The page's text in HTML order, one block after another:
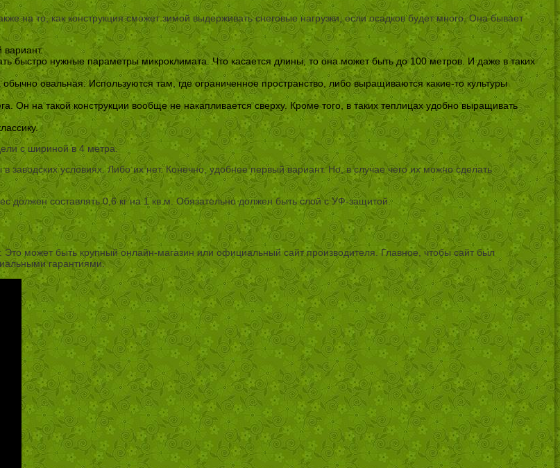
на то, как конструкция сможет зимой выдерживать снеговые нагрузки, если осадков будет много. Она бывает
быстро нужные параметры микроклимата. Что касается длины, то она может быть до 100 метров. И даже в таких
овальная. Используются там, где ограниченное пространство, либо выращиваются какие-то культуры
Он на такой конструкции вообще не накапливается сверху. Кроме того, в таких теплицах удобно выращивать
с шириной в 4 метра.
заводских условиях. Либо их нет. Конечно, удобнее первый вариант. Но, в случае чего их можно сделать
составлять 0,6 кг на 1 кв.м. Обязательно должен быть слой с УФ-защитой.
Это может быть крупный онлайн-магазин или официальный сайт производителя. Главное, чтобы сайт был
гарантиями.